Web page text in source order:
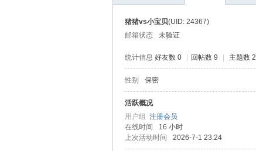
猪猪vs小宝贝(UID: 24367)
邮箱状态
未验证
统计信息 好友数 0 回帖数 9 主题数 2
性别 保密
活跃概况
用户组 注册会员
在线时间
16 小时
上次活动时间
2026-7-1 23:24